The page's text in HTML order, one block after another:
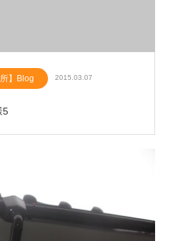
】Blog 2015.03.07
5